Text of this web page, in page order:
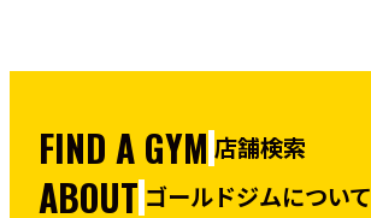
FIND A GYM 店舗検索
ABOUT ゴールドジムについて